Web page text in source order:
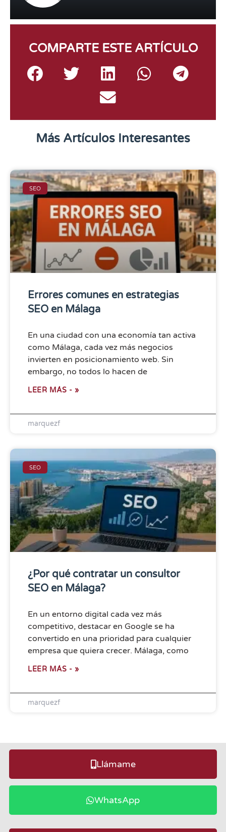
COMPARTE ESTE ARTÍCULO
Más Artículos Interesantes
SEO
Errores comunes en estrategias
SEO en Málaga
En una ciudad con una economía tan activa
como Málaga, cada vez más negocios
invierten en posicionamiento web. Sin
embargo, no todos lo hacen de
LEER MÁS - »
marquezf
SEO
¿Por qué contratar un consultor
SEO en Málaga?
En un entorno digital cada vez más
competitivo, destacar en Google se ha
convertido en una prioridad para cualquier
empresa que quiera crecer. Málaga, como
LEER MÁS - »
marquezf
Llámame
WhatsApp